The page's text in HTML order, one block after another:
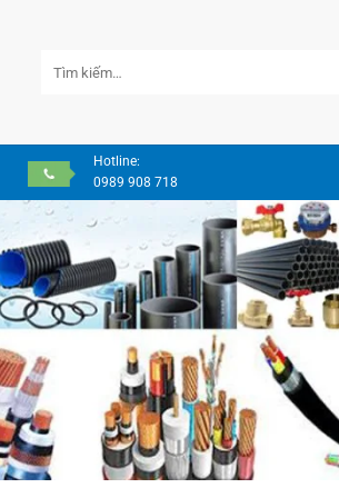
kiếm:
Hotline:
0989 908 718